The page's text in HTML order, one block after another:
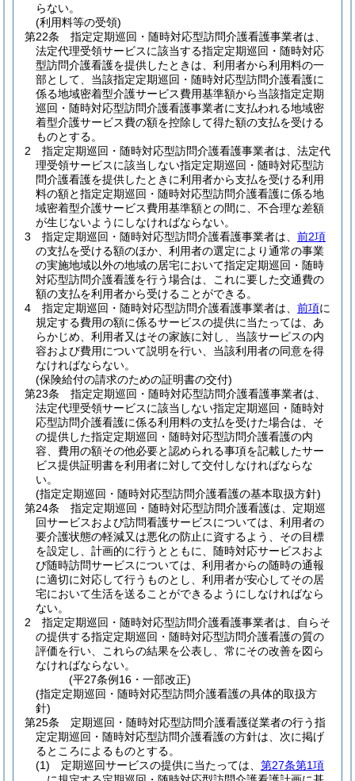
らない。
(利用料等の受領)
第22条
指定定期巡回・随時対応型訪問介護看護事業者は、
法定代理受領サービスに該当する指定定期巡回・随時対応
型訪問介護看護を提供したときは、利用者から利用料の一
部として、当該指定定期巡回・随時対応型訪問介護看護に
係る地域密着型介護サービス費用基準額から当該指定定期
巡回・随時対応型訪問介護看護事業者に支払われる地域密
着型介護サービス費の額を控除して得た額の支払を受ける
ものとする。
2
指定定期巡回・随時対応型訪問介護看護事業者は、法定代
理受領サービスに該当しない指定定期巡回・随時対応型訪
問介護看護を提供したときに利用者から支払を受ける利用
料の額と指定定期巡回・随時対応型訪問介護看護に係る地
域密着型介護サービス費用基準額との間に、不合理な差額
が生じないようにしなければならない。
3
指定定期巡回・随時対応型訪問介護看護事業者は、 前2項
の支払を受ける額のほか、利用者の選定により通常の事業
の実施地域以外の地域の居宅において指定定期巡回・随時
対応型訪問介護看護を行う場合は、これに要した交通費の
額の支払を利用者から受けることができる。
4
指定定期巡回・随時対応型訪問介護看護事業者は、 前項に
規定する費用の額に係るサービスの提供に当たっては、あ
らかじめ、利用者又はその家族に対し、当該サービスの内
容および費用について説明を行い、当該利用者の同意を得
なければならない。
(保険給付の請求のための証明書の交付)
第23条
指定定期巡回・随時対応型訪問介護看護事業者は、
法定代理受領サービスに該当しない指定定期巡回・随時対
応型訪問介護看護に係る利用料の支払を受けた場合は、そ
の提供した指定定期巡回・随時対応型訪問介護看護の内
容、費用の額その他必要と認められる事項を記載したサー
ビス提供証明書を利用者に対して交付しなければならな
い。
(指定定期巡回・随時対応型訪問介護看護の基本取扱方針)
第24条
指定定期巡回・随時対応型訪問介護看護は、定期巡
回サービスおよび訪問看護サービスについては、利用者の
要介護状態の軽減又は悪化の防止に資するよう、その目標
を設定し、計画的に行うとともに、随時対応サービスおよ
び随時訪問サービスについては、利用者からの随時の通報
に適切に対応して行うものとし、利用者が安心してその居
宅において生活を送ることができるようにしなければなら
ない。
2
指定定期巡回・随時対応型訪問介護看護事業者は、自らそ
の提供する指定定期巡回・随時対応型訪問介護看護の質の
評価を行い、これらの結果を公表し、常にその改善を図ら
なければならない。
(平27条例16・一部改正)
(指定定期巡回・随時対応型訪問介護看護の具体的取扱方
針)
第25条
定期巡回・随時対応型訪問介護看護従業者の行う指
定定期巡回・随時対応型訪問介護看護の方針は、次に掲げ
るところによるものとする。
(1)
定期巡回サービスの提供に当たっては、 第27条第1項